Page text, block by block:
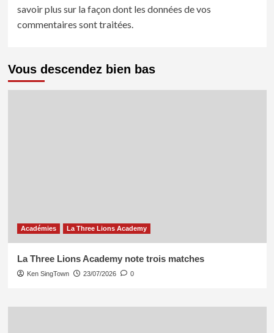
savoir plus sur la façon dont les données de vos
commentaires sont traitées
Vous descendez bien bas
Académies La Three Lions Academy
La Three Lions Academy note trois matches
Ken SingTown 23/07/2026 0